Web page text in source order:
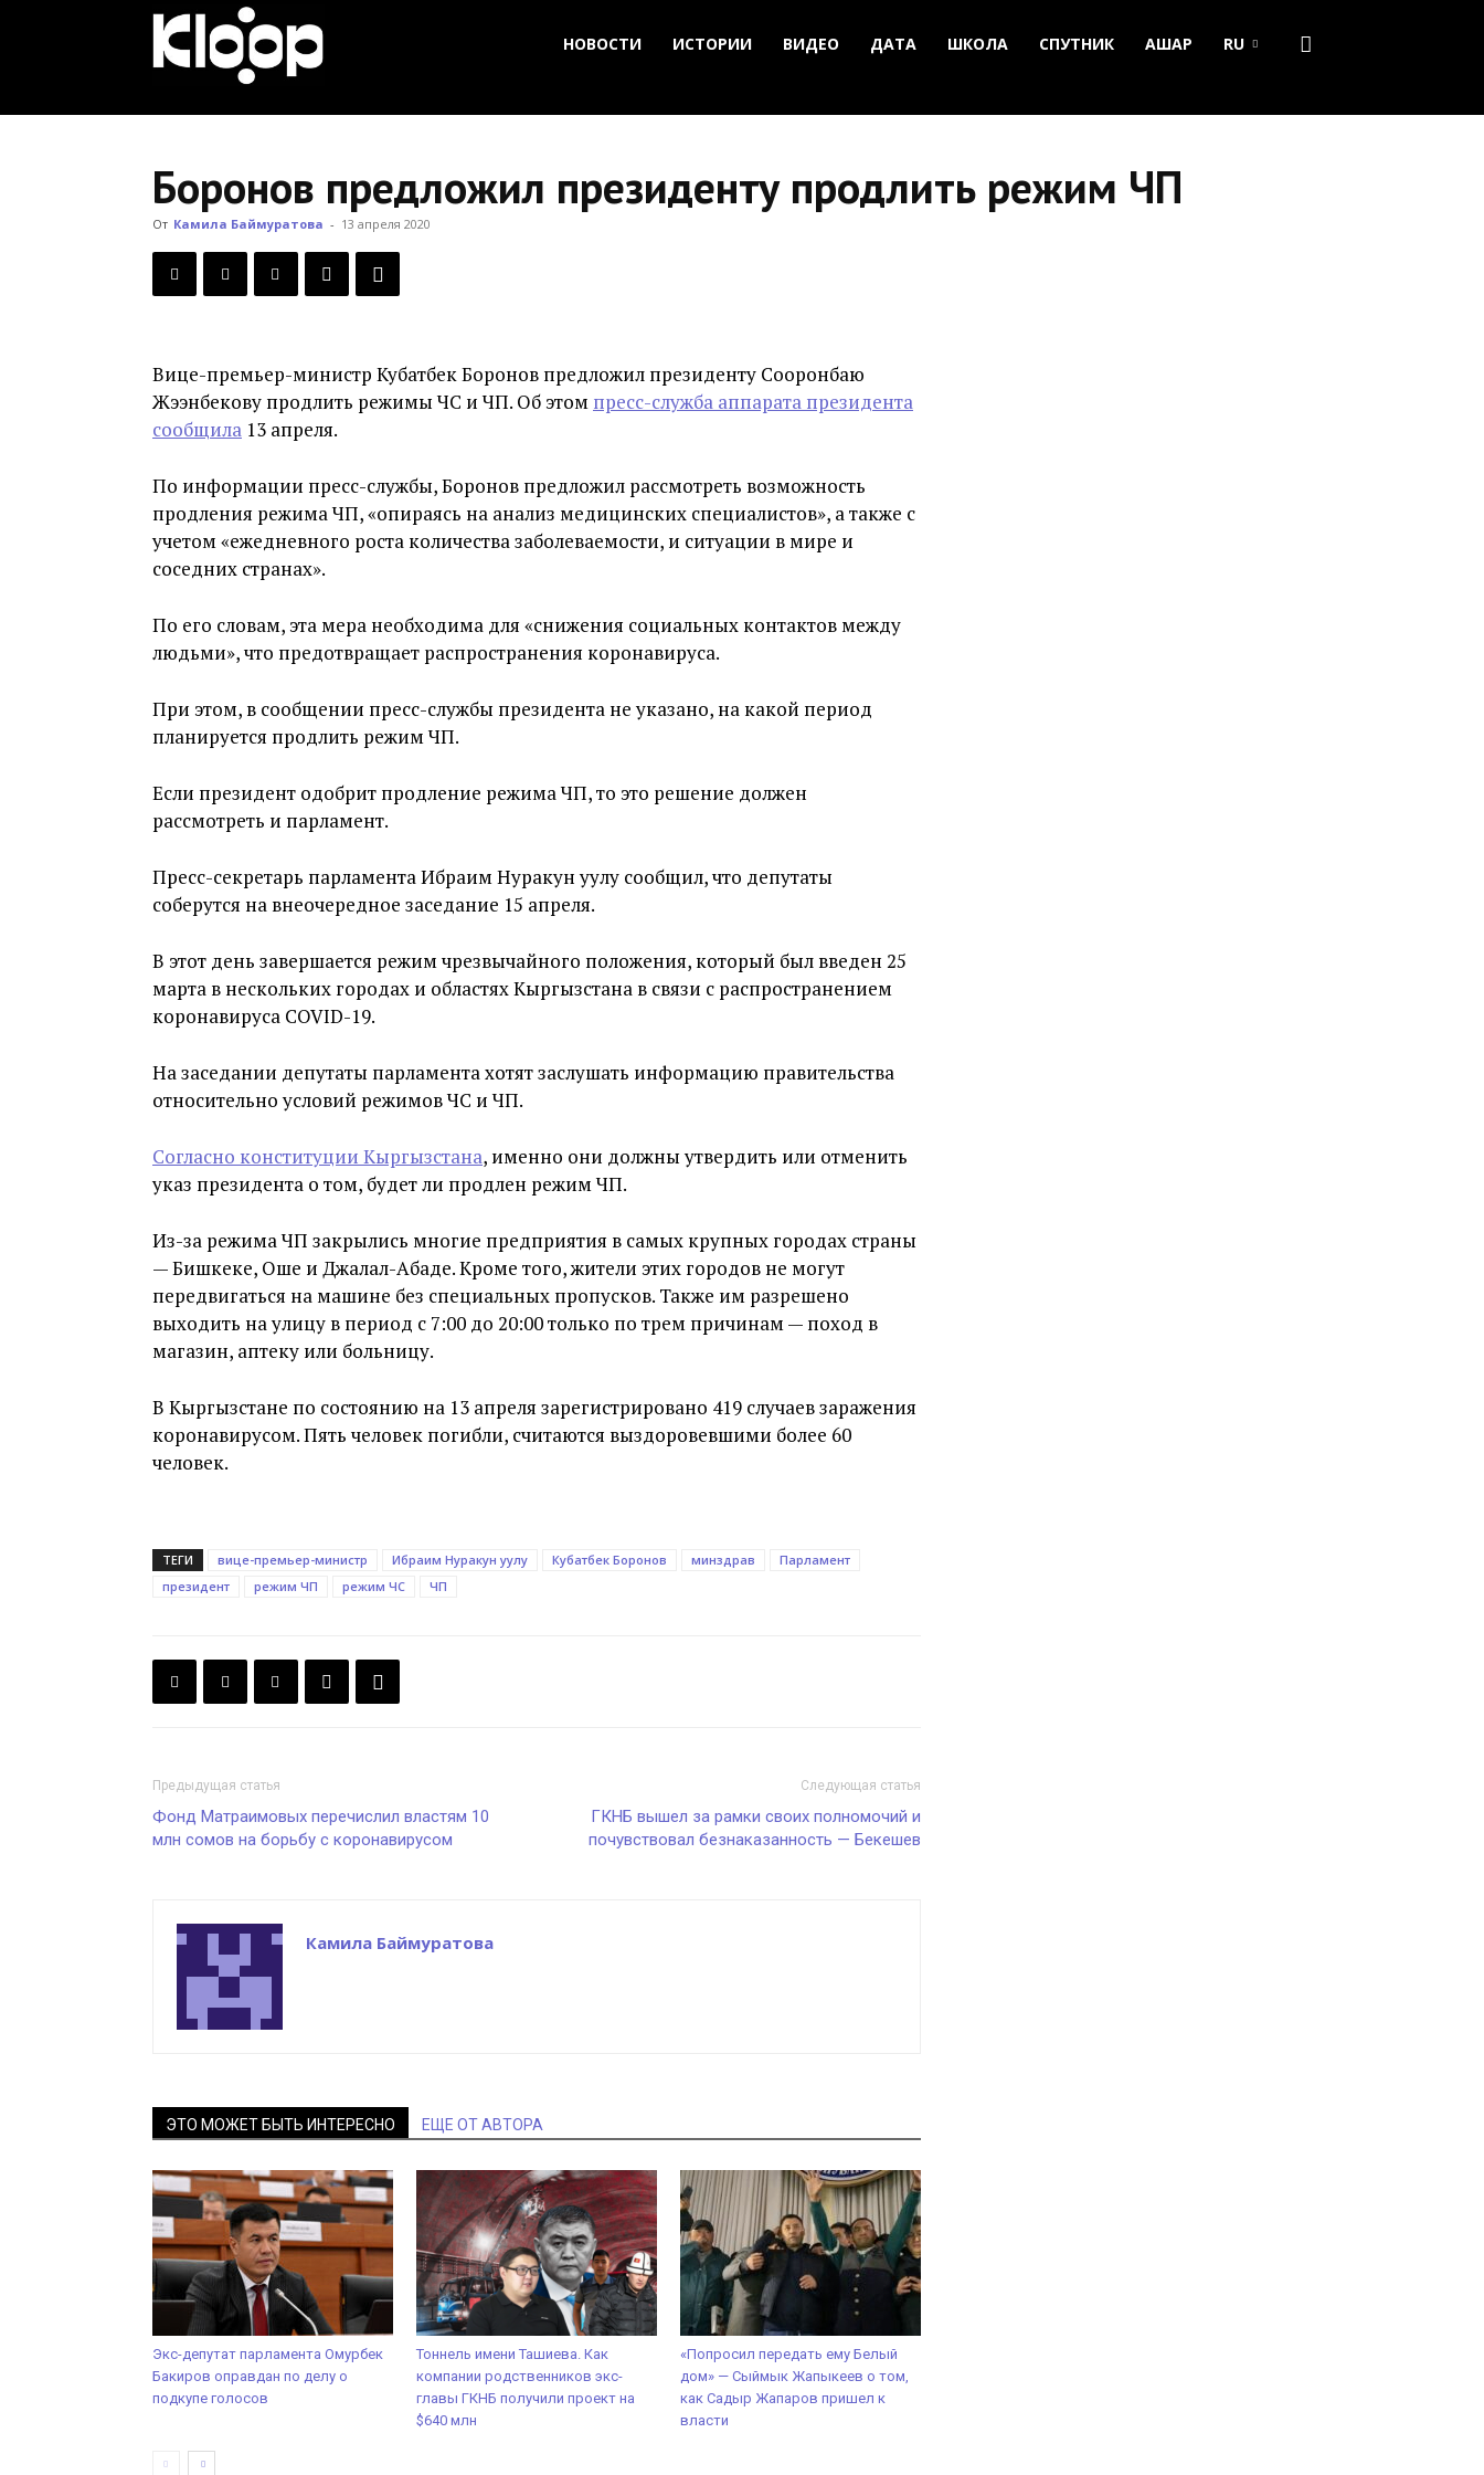
Новости
НОВОСТИ ИСТОРИИ ВИДЕО ДАТА ШКОЛА СПУТНИК АШАР RU
Боронов предложил президенту продлить режим ЧП
От Камила Баймуратова - 13 апреля 2020
Вице-премьер-министр Кубатбек Боронов предложил президенту Сооронбаю
Жээнбекову продлить режимы ЧС и ЧП. Об этом пресс-служба аппарата президента
сообщила 13 апреля.
По информации пресс-службы, Боронов предложил рассмотреть возможность
продления режима ЧП, «опираясь на анализ медицинских специалистов», а также с
учетом «ежедневного роста количества заболеваемости, и ситуации в мире и
соседних странах».
По его словам, эта мера необходима для «снижения социальных контактов между
людьми», что предотвращает распространения коронавируса.
При этом, в сообщении пресс-службы президента не указано, на какой период
планируется продлить режим ЧП.
Если президент одобрит продление режима ЧП, то это решение должен
рассмотреть и парламент.
Пресс-секретарь парламента Ибраим Нуракун уулу сообщил, что депутаты
соберутся на внеочередное заседание 15 апреля.
В этот день завершается режим чрезвычайного положения, который был введен 25
марта в нескольких городах и областях Кыргызстана в связи с распространением
коронавируса COVID-19.
На заседании депутаты парламента хотят заслушать информацию правительства
относительно условий режимов ЧС и ЧП.
Согласно конституции Кыргызстана, именно они должны утвердить или отменить
указ президента о том, будет ли продлен режим ЧП.
Из-за режима ЧП закрылись многие предприятия в самых крупных городах страны
— Бишкеке, Оше и Джалал-Абаде. Кроме того, жители этих городов не могут
передвигаться на машине без специальных пропусков. Также им разрешено
выходить на улицу в период с 7:00 до 20:00 только по трем причинам — поход в
магазин, аптеку или больницу.
В Кыргызстане по состоянию на 13 апреля зарегистрировано 419 случаев заражения
коронавирусом. Пять человек погибли, считаются выздоровевшими более 60
человек.
ТЕГИ вице-премьер-министр Ибраим Нуракун уулу Кубатбек Боронов минздрав
Парламент
президент
режим ЧП режим ЧС ЧП
Предыдущая статья
Фонд Матраимовых перечислил властям 10
млн сомов на борьбу с коронавирусом
Следующая статья
ГКНБ вышел за рамки своих полномочий и
почувствовал безнаказанность — Бекешев
Камила Баймуратова
ЭТО МОЖЕТ БЫТЬ ИНТЕРЕСНО ЕЩЕ ОТ АВТОРА
Экс-депутат парламента Омурбек
Бакиров оправдан по делу о
подкупе голосов
Тоннель имени Ташиева. Как
компании родственников экс-
главы ГКНБ получили проект на
$640 млн
«Попросил передать ему Белый
дом» — Сыймык Жапыкеев о том,
как Садыр Жапаров пришел к
власти